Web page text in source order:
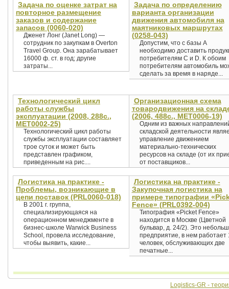
Задача по оценке затрат на
повторное размещение
заказов и содержание
запасов (0060-020)
Дженет Лонг (Janet Long) —
сотрудник по закупкам в Overton
Travel Group. Она зарабатывает
16000 ф. ст. в год; другие
затраты...
Задача по определению
варианта организации
движения автомобиля на
маятниковых маршрутах
(0258-043)
Допустим, что с базы А
необходимо доставить
потребителям C и D. К обоим
потребителям автомобиль
сделать за время в наряде...
Технологический цикл
работы службы
эксплуатации (2008, 288с.,
MET0002-25)
Технологический цикл работы
службы эксплуатации составляет
трое суток и может быть
представлен графиком,
приведенным на рис....
Организационная схема
товародвижения на
(2006, 488с., MET0006-19)
Одним из важных
складской деятельности
управление движением
материально-технических
ресурсов на складе (от их
от поставщиков...
Логистика на практике -
Проблемы, возникающие в
цепи поставок (PRL0060-018)
В 2001 г. группа,
специализирующаяся на
операционном менеджменте в
бизнес-школе Warwick Business
School, провела исследование,
чтобы выявить, какие...
Логистика на практике -
Закупочная логистика на
примере типографии
Fence» (PRL0392-004)
Типография «Picket Fence»
находится в Москве (Цветной
бульвар, д. 24/2). Это
предприятие, в нем работает
человек, обслуживающих две
печатные...
Logistics-GR -